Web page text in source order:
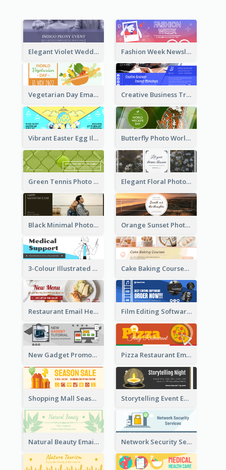
Elegant Violet Wedding Theme Email Header Design Fashion Week Newsletter Email Header
Vegetarian Day Email Header Creative Business Training Email Header
Vibrant Easter Egg Illustration Email Header Design Butterfly Photo World Wildlife Day Email Header
Green Tennis Photo Tennis Tournament Email Header Elegant Floral Photo Blossom Spring Email Header
Black Minimal Photo Valentines Day Email Heade Orange Sunset Photo Enjoy Sunset Email Header
3-Colour Illustrated Email Header About Medical Support Service Cake Baking Courses Email Header
Restaurant Email Header With Photo Of Meal Film Editing Software Email Header
New Gadget Promote Email Header Pizza Restaurant Email Header
Shopping Mall Season Sale Email Header Storytelling Event Email Header
Natural Beauty Email Header Network Security Services Email Header